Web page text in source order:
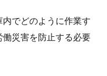
でどのように作業す
災害を防止する必要